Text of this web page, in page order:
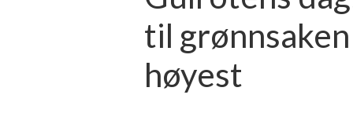
til
høyest